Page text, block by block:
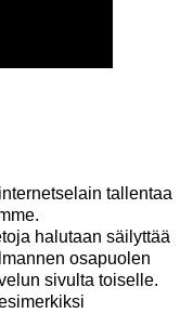
tallentaa
halutaan säilyttää
osapuolen
sivulta toiselle.